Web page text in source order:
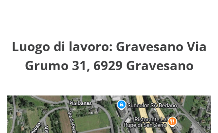
Luogo di lavoro: Gravesano Via
Grumo 31, 6929 Gravesano